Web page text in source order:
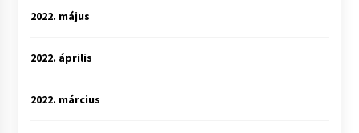
2022. május
2022. április
2022. március